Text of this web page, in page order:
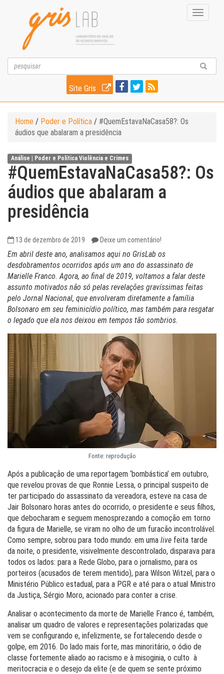
Toggle
Site Gris
Home / Poder e Política / #QuemEstavaNaCasa58?: Os
áudios que abalaram a presidência
Análise | Poder e Política Violência e Crimes
#QuemEstavaNaCasa58?: Os
áudios que abalaram a
presidência
13 de dezembro de 2019 Deixe um comentário!
Em abril deste ano, analisamos aqui no GrisLab os
desdobramentos ocorridos após um ano do assassinato de
Marielle Franco. Agora, ao final de 2019, voltamos a falar deste
assunto motivados não só pelas revelações gravíssimas feitas
pelo Jornal Nacional, que envolveram diretamente a família
Bolsonaro em seu feminicídio político, mas também para resgatar
o legado que ela nos deixou em tempos tão sombrios.
Fonte: reprodução
Após a publicação de uma reportagem ‘bombástica’ em outubro,
que revelou provas de que Ronnie Lessa, o principal suspeito de
ter participado do assassinato da vereadora, esteve na casa de
Jair Bolsonaro horas antes do ocorrido, o presidente e seus filhos,
que debocharam e seguem menosprezando a comoção em torno
da figura de Marielle, se viram no olho de um furacão incontrolável.
Como sempre, sobrou para todo mundo: em uma live feita tarde
da noite, o presidente, visivelmente descontrolado, disparava para
todos os lados: para a Rede Globo, para o jornalismo, para os
porteiros (acusados de terem mentido), para Wilson Witzel, para o
Ministério Público estadual, para a PGR e até para o atual Ministro
da Justiça, Sérgio Moro, acionado para conter a crise.
Analisar o acontecimento da morte de Marielle Franco é, também,
analisar um quadro de valores e representações polarizadas que
vem se configurando e, infelizmente, se fortalecendo desde o
golpe, em 2016. Do lado mais forte, mas minoritário, o ódio de
classe fortemente aliado ao racismo e à misoginia, o culto à
meritocracia e o desejo da elite (e de quem se sente próximo